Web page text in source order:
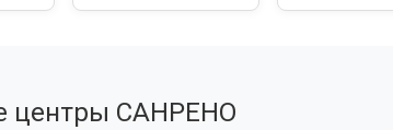
центры САНРЕНО